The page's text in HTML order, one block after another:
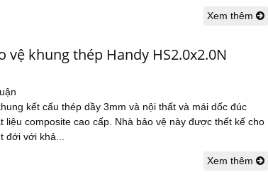
Xem thêm
vệ khung thép Handy HS2.0x2.0N
kết cấu thép dầy 3mm và nội thất và mái dốc đúc
liệu composite cao cấp. Nhà bảo vệ này được thết kế cho
đới với khả...
Xem thêm